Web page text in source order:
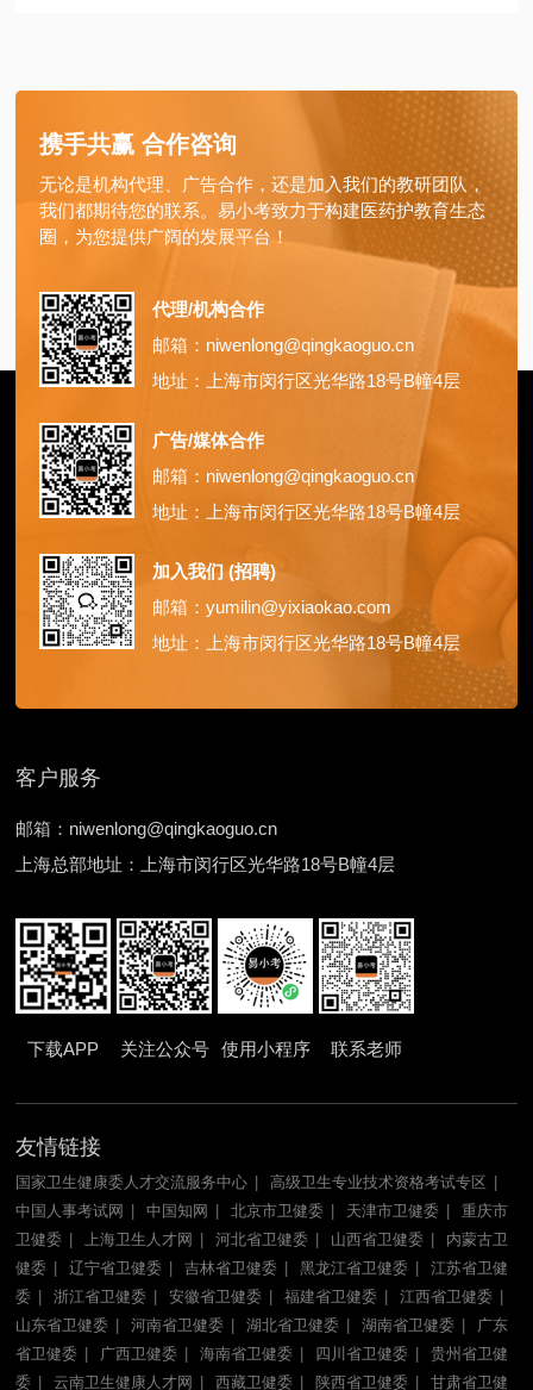
携手共赢 合作咨询
无论是机构代理、广告合作，还是加入我们的教研团队，
我们都期待您的联系。易小考致力于构建医药护教育生态
圈，为您提供广阔的发展平台！
代理/机构合作
邮箱：niwenlong@qingkaoguo.cn
地址：上海市闵行区光华路18号B幢4层
广告/媒体合作
邮箱：niwenlong@qingkaoguo.cn
地址：上海市闵行区光华路18号B幢4层
加入我们 (招聘)
邮箱：yumilin@yixiaokao.com
地址：上海市闵行区光华路18号B幢4层
客户服务
邮箱：niwenlong@qingkaoguo.cn
上海总部地址：上海市闵行区光华路18号B幢4层
下载APP 关注公众号 使用小程序 联系老师
友情链接
国家卫生健康委人才交流服务中心
高级卫生专业技术资格考试专区
中国人事考试网
中国知网 北京市卫健委 天津市卫健委
重庆市
卫健委
上海卫生人才网 河北省卫健委 山西省卫健委
内蒙古卫
健委
辽宁省卫健委 吉林省卫健委 黑龙江省卫健委
江苏省卫健
委
浙江省卫健委 安徽省卫健委 福建省卫健委
江西省卫健委
山东省卫健委
河南省卫健委 湖北省卫健委 湖南省卫健委
广东
省卫健委
广西卫健委 海南省卫健委 四川省卫健委
贵州省卫健
委
云南卫生健康人才网 西藏卫健委 陕西省卫健委 甘肃省卫健